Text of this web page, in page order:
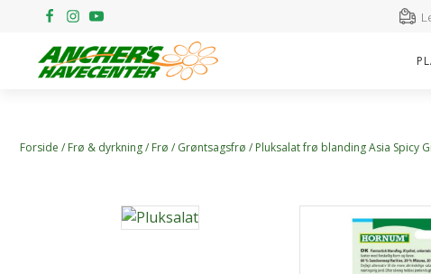
Forside / Frø & dyrkning/ Frø / Grøntsagsfrø / Pluksalat frø blanding Asia Spicy